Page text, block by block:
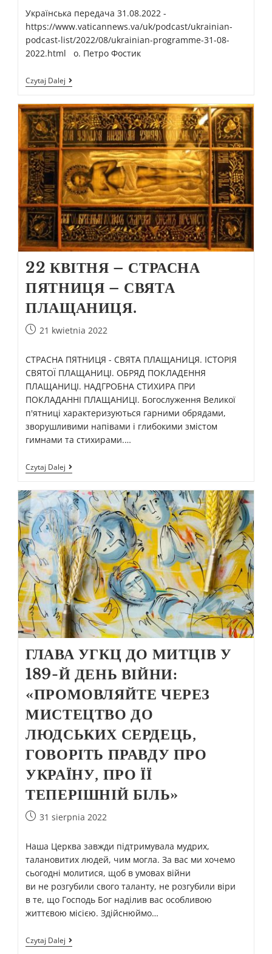
Українська передача 31.08.2022 -
https://www.vaticannews.va/uk/podcast/ukrainian-
podcast-list/2022/08/ukrainian-programme-31-08-
2022.html о. Петро Фостик
Czytaj Dalej
22 КВІТНЯ – СТРАСНА
ПЯТНИЦЯ – СВЯТА
ПЛАЩАНИЦЯ.
21 kwietnia 2022
СТРАСНА ПЯТНИЦЯ - СВЯТА ПЛАЩАНИЦЯ. ІСТОРІЯ
СВЯТОЇ ПЛАЩАНИЦІ. ОБРЯД ПОКЛАДЕННЯ
ПЛАЩАНИЦІ. НАДГРОБНА СТИХИРА ПРИ
ПОКЛАДАННІ ПЛАЩАНИЦІ. Богослуження Великої
п'ятниці характеризуються гарними обрядами,
зворушливими напівами і глибокими змістом
гимнами та стихирами.…
Czytaj Dalej
ГЛАВА УГКЦ ДО МИТЦІВ У
189-Й ДЕНЬ ВІЙНИ:
«ПРОМОВЛЯЙТЕ ЧЕРЕЗ
МИСТЕЦТВО ДО
ЛЮДСЬКИХ СЕРДЕЦЬ,
ГОВОРІТЬ ПРАВДУ ПРО
УКРАЇНУ, ПРО ЇЇ
ТЕПЕРІШНІЙ БІЛЬ»
31 sierpnia 2022
Наша Церква завжди підтримувала мудрих,
талановитих людей, чим могла. За вас ми хочемо
сьогодні молитися, щоб в умовах війни
ви не розгубили свого таланту, не розгубили віри
в те, що Господь Бог наділив вас особливою
життєвою місією. Здійснюймо…
Czytaj Dalej